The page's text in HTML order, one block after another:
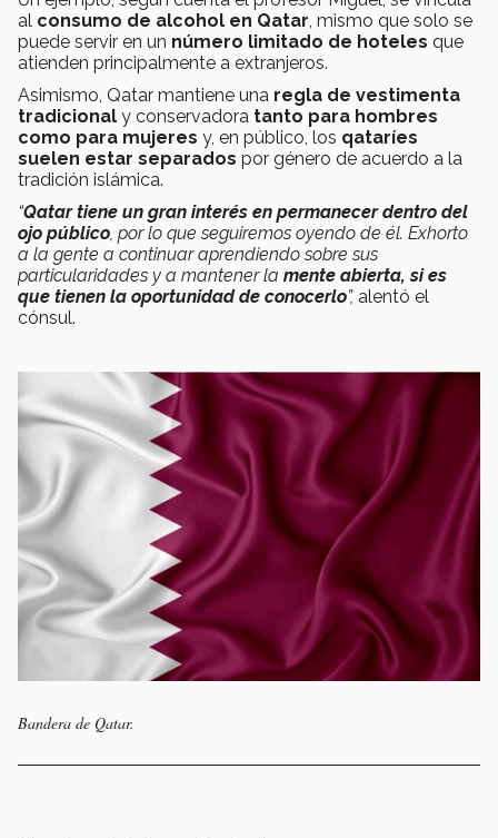
al consumo de alcohol en Qatar, mismo que solo se
puede servir en un número limitado de hoteles que
atienden principalmente a extranjeros.
Asimismo, Qatar mantiene una regla de vestimenta
tradicional y conservadora tanto para hombres
como para mujeres y, en público, los qataríes
suelen estar separados por género de acuerdo a la
tradición islámica.
“Qatar tiene un gran interés en permanecer dentro del
ojo público, por lo que seguiremos oyendo de él. Exhorto
a la gente a continuar aprendiendo sobre sus
particularidades y a mantener la mente abierta, si es
que tienen la oportunidad de conocerlo”, alentó el
cónsul.
Bandera de Qatar.